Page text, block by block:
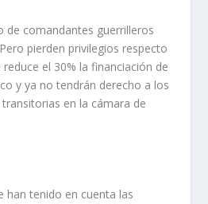
de comandantes guerrilleros
pierden privilegios respecto
el 30% la financiación de
y ya no tendrán derecho a los
en la cámara de
han tenido en cuenta las